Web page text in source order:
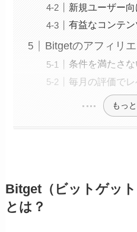
新規ユーザー
有益なコンテ
Bitgetのアフィリ
条件を満たさ
毎月の評価で
もっ
Bitget（ビットゲッ
とは？